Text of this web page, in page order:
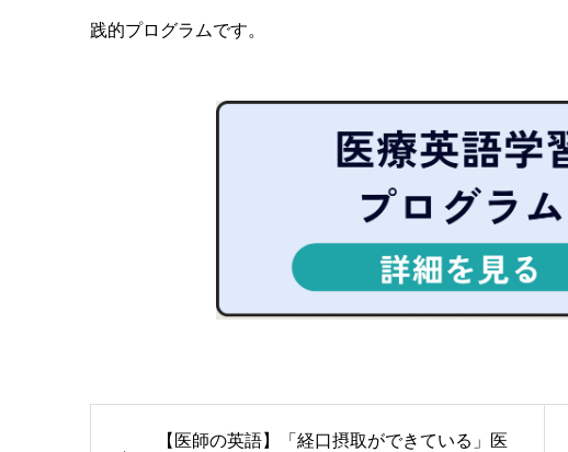
践的プログラムです。
【医師の英語】「経口摂取ができている」医